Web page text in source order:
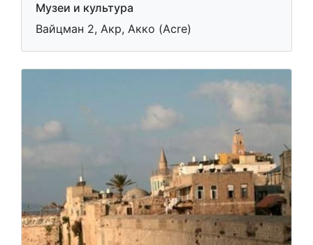
Музеи и культура
Вайцман 2, Акр, Акко (Acre)